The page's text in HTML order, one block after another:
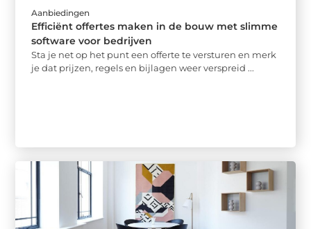
Aanbiedingen
Efficiënt offertes maken in de bouw met slimme
software voor bedrijven
Sta je net op het punt een offerte te versturen en merk
je dat prijzen, regels en bijlagen weer verspreid ...